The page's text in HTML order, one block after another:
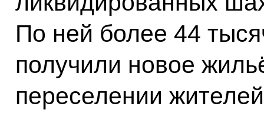
По ней более 44
получили новое
переселении